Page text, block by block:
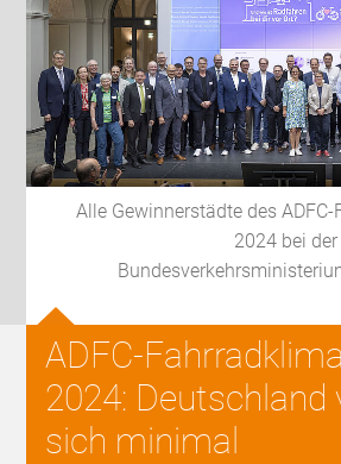
Alle Gewinnerstädte des
2024 bei
ADFC-
2024: Deutschland
sich minimal